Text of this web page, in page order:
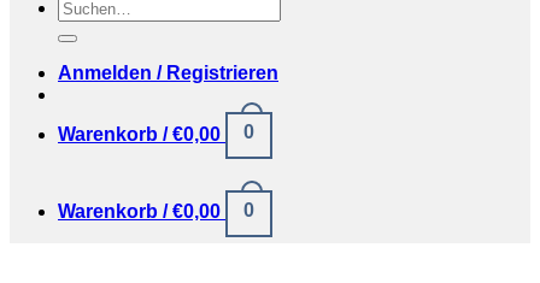
Suchen
nach:
Anmelden / Registrieren
Warenkorb /€0,00 0
Warenkorb /€0,00 0